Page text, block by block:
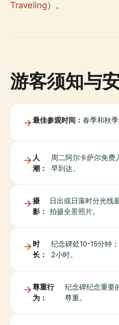
Traveling）。
游客须知与
最佳参观时间： 春季和秋季
人
潮：
周二阿尔卡萨尔免
早到达。
摄
影：
日出或日落时分光线
拍摄全景照片。
时
长：
纪念碑处10-15分钟
2小时。
尊重行
为：
纪念碑纪念重
尊重。